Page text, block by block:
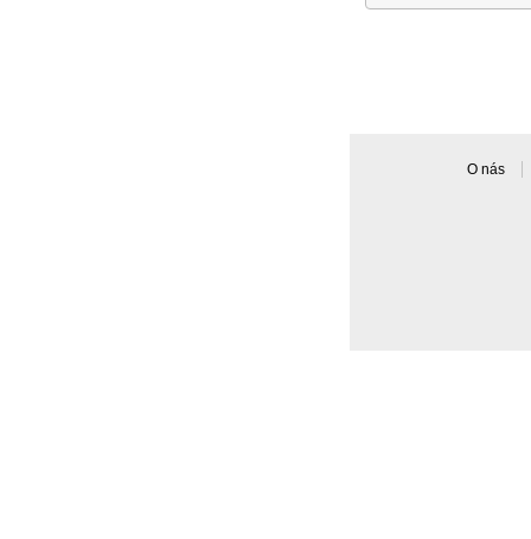
O nás